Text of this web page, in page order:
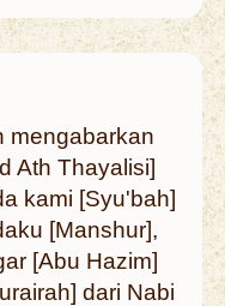
mengabarkan
Ath Thayalisi]
kami [Syu'bah]
[Manshur],
[Abu Hazim]
dari Nabi